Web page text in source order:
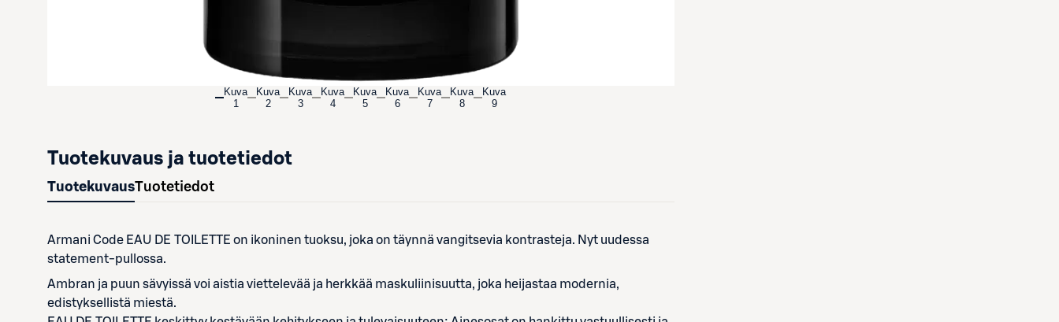
Kuva
1
Kuva
2
Kuva
3
Kuva
4
Kuva
5
Kuva
6
Kuva
7
Kuva
8
Kuva
9
Tuotekuvaus ja tuotetiedot
TuotekuvausTuotetiedot
Armani Code EAU DE TOILETTE on ikoninen tuoksu, joka on täynnä vangitsevia kontrasteja. Nyt uudessa
statement-pullossa.
Ambran ja puun sävyissä voi aistia viettelevää ja herkkää maskuliinisuutta, joka heijastaa modernia,
edistyksellistä miestä.